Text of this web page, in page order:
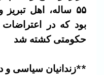
۵۵ ساله، اهل
بود که در
حکومتی کشته شد
**زندانیان سیاسی و